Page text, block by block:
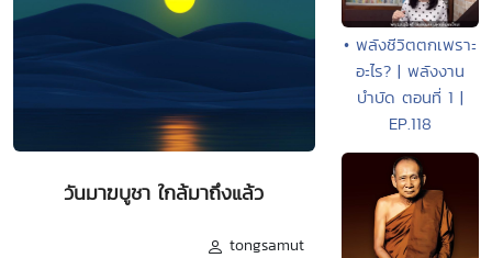
วันมาฆบูชา ใกล้มาถึงแล้ว
tongsamut
• พลังชีวิตตกเพราะ
อะไร? | พลังงาน
บำบัด ตอนที่ 1 |
EP.118